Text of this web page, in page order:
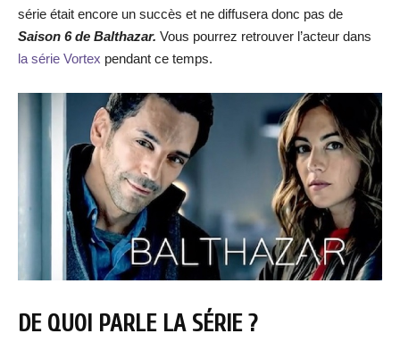
série était encore un succès et ne diffusera donc pas de
Saison 6 de Balthazar. Vous pourrez retrouver l’acteur dans
la série Vortex pendant ce temps.
DE QUOI PARLE LA SÉRIE ?